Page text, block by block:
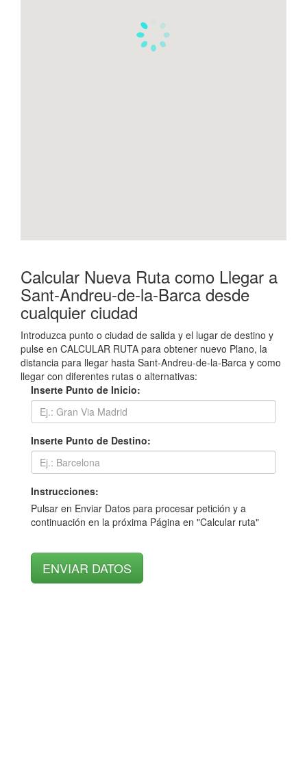
Calcular Nueva Ruta como Llegar a
Sant-Andreu-de-la-Barca desde
cualquier ciudad
Introduzca punto o ciudad de salida y el lugar de destino y
pulse en CALCULAR RUTA para obtener nuevo Plano, la
distancia para llegar hasta Sant-Andreu-de-la-Barca y como
llegar con diferentes rutas o alternativas:
Inserte Punto de Inicio:
Inserte Punto de Destino:
Instrucciones:
Pulsar en Enviar Datos para procesar petición y a
continuación en la próxima Página en "Calcular ruta"